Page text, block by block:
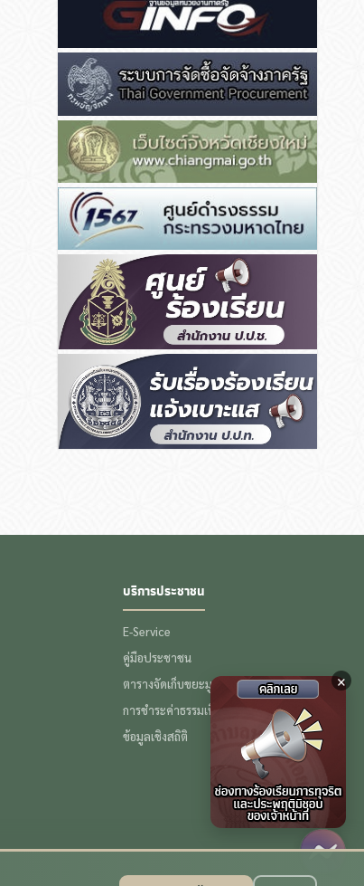
บริการประชาชน
E-Service
คู่มือประชาชน
ตารางจัดเก็บขยะมูลฝอย
การชำระค่าธรรมเนียมขยะ
ข้อมูลเชิงสถิติ
×